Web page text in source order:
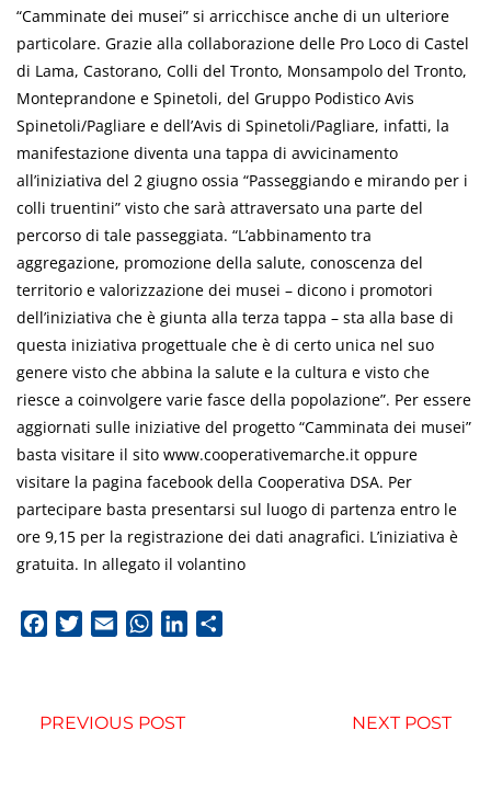
“Camminate dei musei” si arricchisce anche di un ulteriore
particolare. Grazie alla collaborazione delle Pro Loco di Castel
di Lama, Castorano, Colli del Tronto, Monsampolo del Tronto,
Monteprandone e Spinetoli, del Gruppo Podistico Avis
Spinetoli/Pagliare e dell’Avis di Spinetoli/Pagliare, infatti, la
manifestazione diventa una tappa di avvicinamento
all’iniziativa del 2 giugno ossia “Passeggiando e mirando per i
colli truentini” visto che sarà attraversato una parte del
percorso di tale passeggiata. “L’abbinamento tra
aggregazione, promozione della salute, conoscenza del
territorio e valorizzazione dei musei – dicono i promotori
dell’iniziativa che è giunta alla terza tappa – sta alla base di
questa iniziativa progettuale che è di certo unica nel suo
genere visto che abbina la salute e la cultura e visto che
riesce a coinvolgere varie fasce della popolazione”. Per essere
aggiornati sulle iniziative del progetto “Camminata dei musei”
basta visitare il sito www.cooperativemarche.it oppure
visitare la pagina facebook della Cooperativa DSA. Per
partecipare basta presentarsi sul luogo di partenza entro le
ore 9,15 per la registrazione dei dati anagrafici. L’iniziativa è
gratuita. In allegato il volantino
FacebookTwitterEmail WhatsApp
LinkedIn
PREVIOUS POST NEXT POST